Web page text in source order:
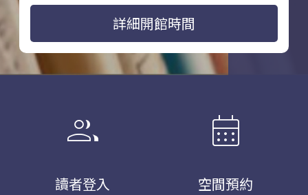
詳細開館時間
group
讀者登入
calendar_month
空間預約